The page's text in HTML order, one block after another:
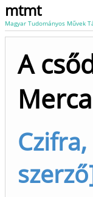
mtmt
Magyar Tudományos Művek
A